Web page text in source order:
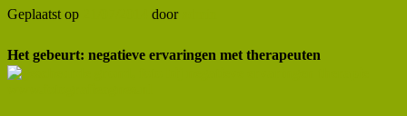
Geplaatst op door
Het gebeurt: negatieve ervaringen met therapeuten